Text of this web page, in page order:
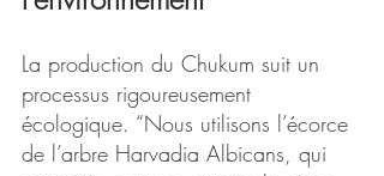
La production du Chukum suit un
processus rigoureusement
écologique. “Nous utilisons l’écorce
de l’arbre Harvadia Albicans, qui